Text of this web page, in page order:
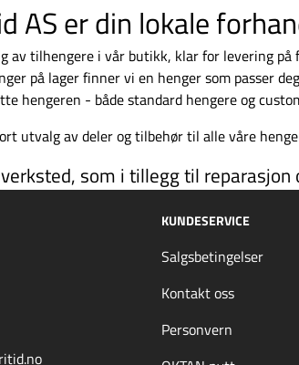
AS er din lokale
av tilhengere i vår butikk, klar for levering på
på lager finner vi en henger som passer
hengeren - både standard hengere og
utvalg avdeler og tilbehørtil alle våre
som i tillegg til
KUNDESERVICE
Salgsbetingelser
Kontakt oss
Personvern